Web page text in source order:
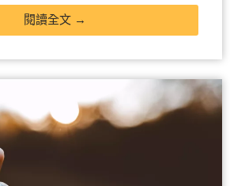
閱讀全文 →